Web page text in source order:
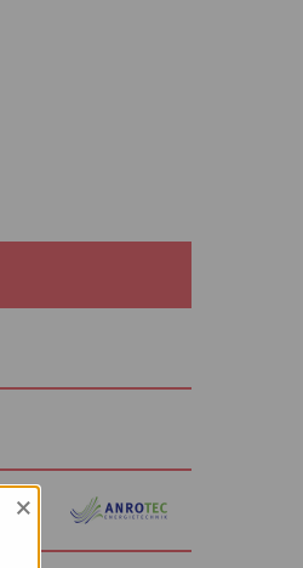
×